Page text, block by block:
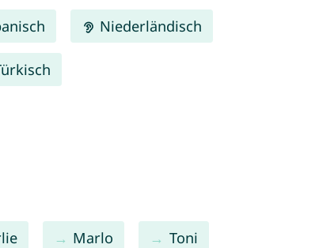
Niederländisch
Marlo Toni